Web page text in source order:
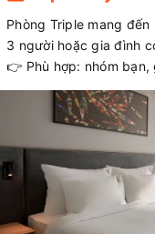
Phòng Triple mang
3 người hoặc gia đình
👉 Phù hợp: nhóm